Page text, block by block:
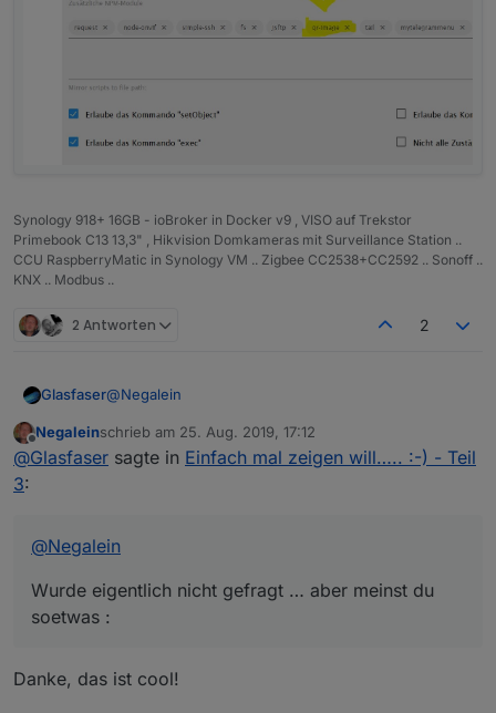
Synology 918+ 16GB - ioBroker in Docker v9 , VISO auf Trekstor
Primebook C13 13,3" , Hikvision Domkameras mit Surveillance Station ..
CCU RaspberryMatic in Synology VM .. Zigbee CC2538+CC2592 .. Sonoff ..
KNX .. Modbus ..
2 Antworten 2
Glasfaser@Negalein
Wurde eigentlich nicht gefragt … aber meinst du
soetwas :
Offline
Negaleinschrieb am 25. Aug. 2019, 17:12
zuletzt editiert von
@Glasfaser sagte in Einfach mal zeigen will….. :-) - Teil
3:
@Negalein
Wurde eigentlich nicht gefragt … aber meinst du
soetwas :
Danke, das ist cool!